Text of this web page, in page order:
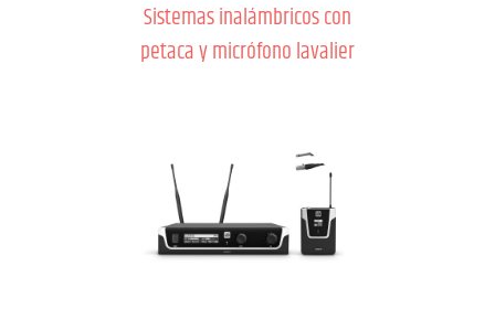
Sistemas inalámbricos con
petaca y micrófono lavalier